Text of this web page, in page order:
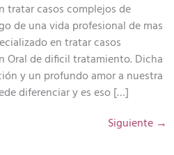
tratar casos complejos de
de una vida profesional de mas
en tratar casos
Oral de dificil tratamiento. Dicha
y un profundo amor a nuestra
diferenciar y es eso […]
Siguiente →